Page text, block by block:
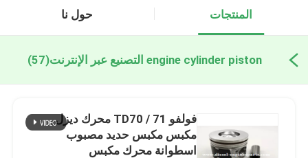
المنتجات حول نا
engine cylinder piston التصنيع عبر الإنترنت (57)
فولفو TD70 / 71 محرك ديزل
مكبس مكبس حديد مصبوب
اسطوانة محرك مكبس